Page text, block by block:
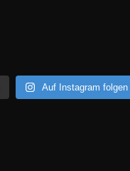
Auf Instagram folgen